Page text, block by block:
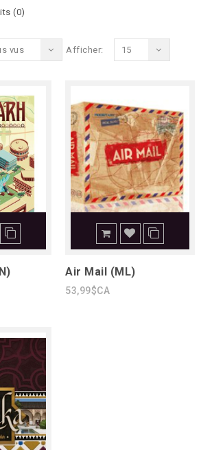
(0)
vus Afficher: 15
Air Mail (ML)
53,99$CA